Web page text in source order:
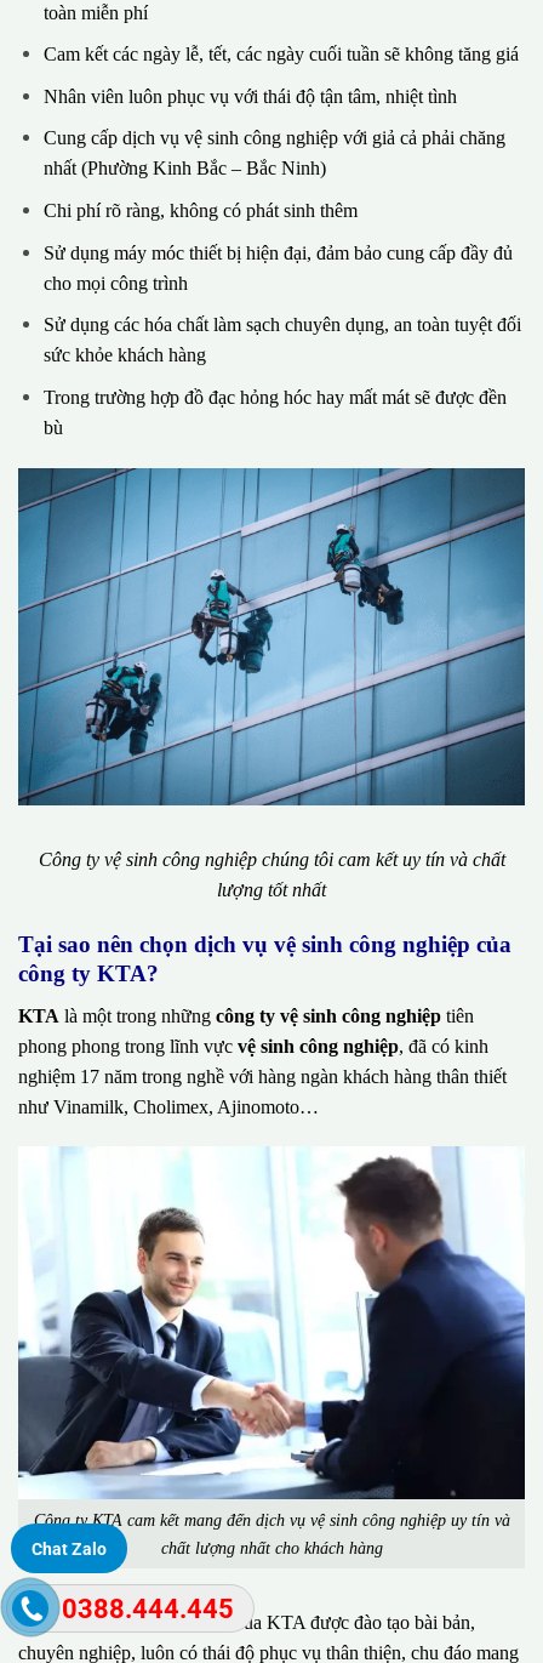
toàn miễn phí
Cam kết các ngày lễ, tết, các ngày cuối tuần sẽ không tăng giá
Nhân viên luôn phục vụ với thái độ tận tâm, nhiệt tình
Cung cấp dịch vụ vệ sinh công nghiệp với giả cả phải chăng
nhất (Phường Kinh Bắc – Bắc Ninh)
Chi phí rõ ràng, không có phát sinh thêm
Sử dụng máy móc thiết bị hiện đại, đảm bảo cung cấp đầy đủ
cho mọi công trình
Sử dụng các hóa chất làm sạch chuyên dụng, an toàn tuyệt đối
sức khỏe khách hàng
Trong trường hợp đồ đạc hỏng hóc hay mất mát sẽ được đền
bù
Công ty vệ sinh công nghiệp chúng tôi cam kết uy tín và chất
lượng tốt nhất
Tại sao nên chọn dịch vụ vệ sinh công nghiệp của
công ty KTA?
KTA là một trong những công ty vệ sinh công nghiệp tiên
phong phong trong lĩnh vực vệ sinh công nghiệp, đã có kinh
nghiệm 17 năm trong nghề với hàng ngàn khách hàng thân thiết
như Vinamilk, Cholimex, Ajinomoto…
Công ty KTA cam kết mang đến dịch vụ vệ sinh công nghiệp uy tín và
chất lượng nhất cho khách hàng
Đặc biệt, đội ngũ nhân viên của KTA được đào tạo bài bản,
chuyên nghiệp, luôn có thái độ phục vụ thân thiện, chu đáo mang
Chat Zalo
0388.444.445